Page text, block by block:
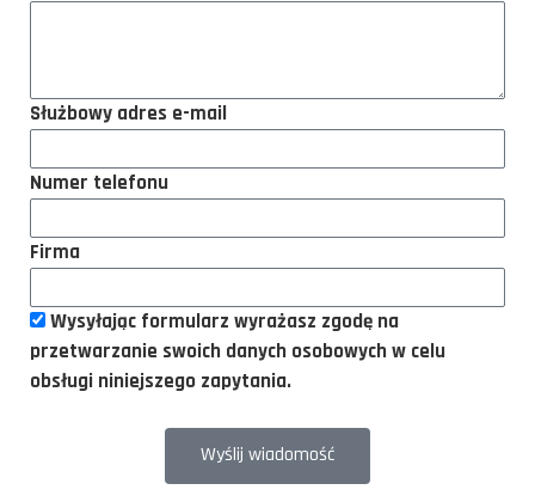
Służbowy adres e-mail
Numer telefonu
Firma
Wysyłając formularz wyrażasz zgodę na
przetwarzanie swoich danych osobowych w celu
obsługi niniejszego zapytania.
Wyślij wiadomość